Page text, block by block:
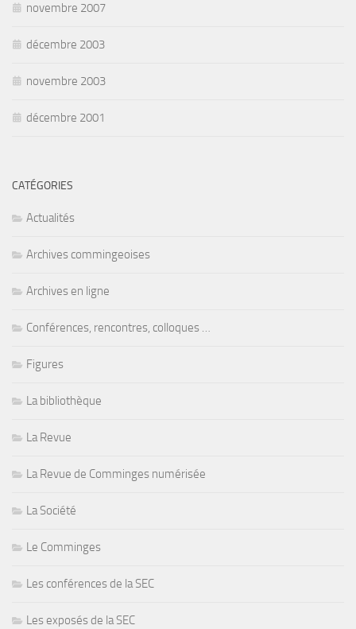
novembre 2007
décembre 2003
novembre 2003
décembre 2001
CATÉGORIES
Actualités
Archives commingeoises
Archives en ligne
Conférences, rencontres, colloques …
Figures
La bibliothèque
La Revue
La Revue de Comminges numérisée
La Société
Le Comminges
Les conférences de la SEC
Les exposés de la SEC